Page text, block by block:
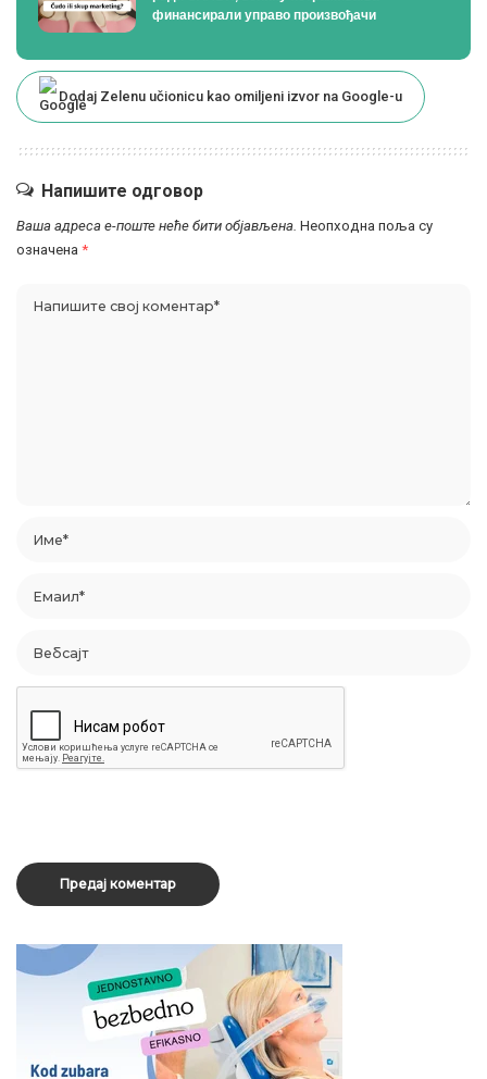
финансирали управо произвођачи
Dodaj Zelenu učionicu kao omiljeni izvor na Google-u
Напишите одговор
Ваша адреса е-поште неће бити објављена. Неопходна поља су
означена *